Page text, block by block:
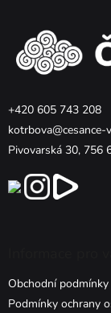
+420 605 743 208
kotrbova@cesance-
Pivovarská 30, 756
Obchodní podmínky
Podmínky ochrany